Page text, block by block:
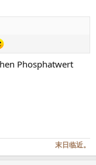
Phosphatwert
末日临近。